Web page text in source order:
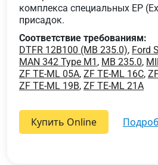
комплекса специальных EP
присадок.
Соответствие требованиям:
DTFR 12B100 (MB 235.0), Ford
MAN 342 Type M1 , MB 235.0,
ZF TE-ML 05A, ZF TE-ML 16C,
ZF TE-ML 19B, ZF TE-ML 21A
Купить Online